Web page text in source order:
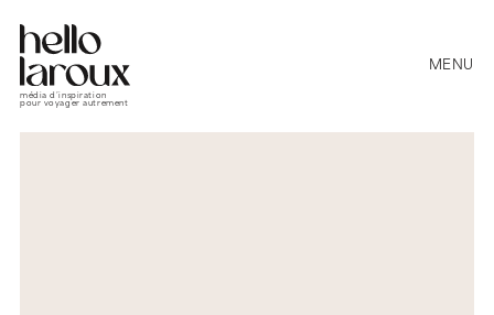
média d’inspiration
pour voyager autrement
MENU